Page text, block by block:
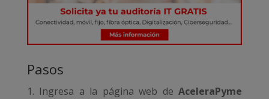
Pasos
Ingresa a la página web deAceleraPyme